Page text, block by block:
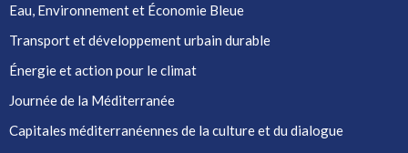
Eau, Environnement et Économie Bleue
Transport et développement urbain durable
Énergie et action pour le climat
Journée de la Méditerranée
Capitales méditerranéennes de la culture et du dialogue